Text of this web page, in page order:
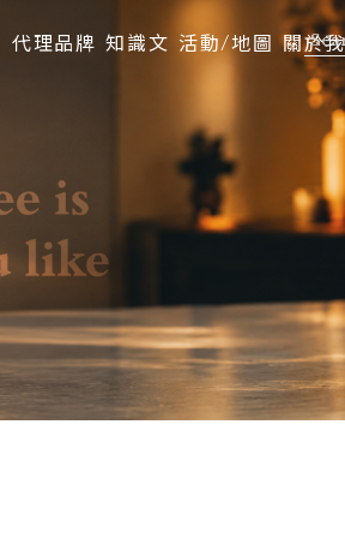
代理品牌 知識文 活動/地圖 關於